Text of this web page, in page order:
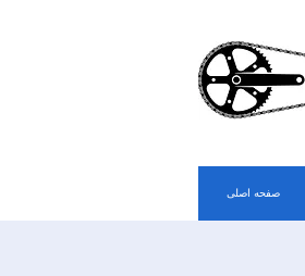
صفحه اصلی